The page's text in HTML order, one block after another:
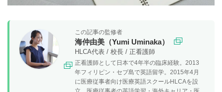
この記事の監修者
海仲由美（Yumi Uminaka）
HLCA代表 / 校長 / 正看護師
正看護師として日本で4年半の臨床経験。2013
年フィリピン・セブ島で英語留学。2015年4月
に医療従事者向け医療英語スクールHLCAを設